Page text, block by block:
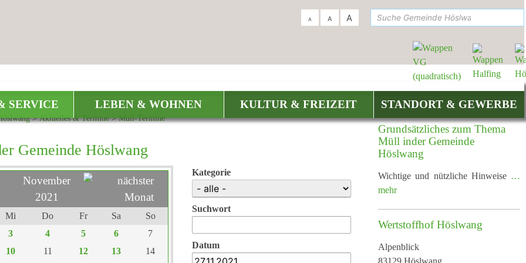
A A A
SERVICE LEBEN & WOHNEN KULTUR & FREIZEIT STANDORT & GEWERBE
>Aktuelles & Termine>Müll-Termine
Gemeinde Höslwang
November
2021
Mi Do Fr Sa
So
3 4 5 6
7
10 11 12 13
14
Kategorie
Suchwort
Datum
Grundsätzliches zum Thema
Müll inder Gemeinde
Höslwang
Wichtige und nützliche Hinweise …
mehr
Wertstoffhof Höslwang
Alpenblick
83129 Höslwang